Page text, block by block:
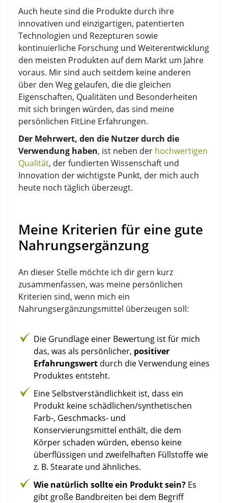
Auch heute sind die Produkte durch ihre
innovativen und einzigartigen, patentierten
Technologien und Rezepturen sowie
kontinuierliche Forschung und Weiterentwicklung
den meisten Produkten auf dem Markt um Jahre
voraus. Mir sind auch seitdem keine anderen
über den Weg gelaufen, die die gleichen
Eigenschaften, Qualitäten und Besonderheiten
mit sich bringen würden, das sind meine
persönlichen FitLine Erfahrungen.
Der Mehrwert, den die Nutzer durch die
Verwendung haben, ist neben der hochwertigen
Qualität, der fundierten Wissenschaft und
Innovation der wichtigste Punkt, der mich auch
heute noch täglich überzeugt.
Meine Kriterien für eine gute
Nahrungs­ergänzung
An dieser Stelle möchte ich dir gern kurz
zusammenfassen, was meine persönlichen
Kriterien sind, wenn mich ein
Nahrungsergänzungsmittel überzeugen soll:
Die Grundlage einer Bewertung ist für mich
das, was als persönlicher, positiver
Erfahrungswert durch die Verwendung eines
Produktes entsteht.
Eine Selbstverständlichkeit ist, dass ein
Produkt keine schädlichen/synthetischen
Farb-, Geschmacks- und
Konservierungsmittel enthält, die dem
Körper schaden würden, ebenso keine
überflüssigen und zweifelhaften Füllstoffe wie
z. B. Stearate und ähnliches.
Wie natürlich sollte ein Produkt sein? Es
gibt große Bandbreiten bei dem Begriff